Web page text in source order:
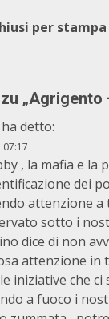
per
„Agrigento
ha detto:
, la mafia e la
dei
attenzione
sotto i
dice di non
attenzione in
iniziative che
a fuoco i